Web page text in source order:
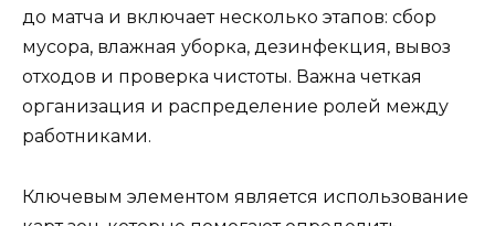
до матча и включает несколько этапов: сбор
мусора, влажная уборка, дезинфекция, вывоз
отходов и проверка чистоты. Важна четкая
организация и распределение ролей между
работниками.
Ключевым элементом является использование